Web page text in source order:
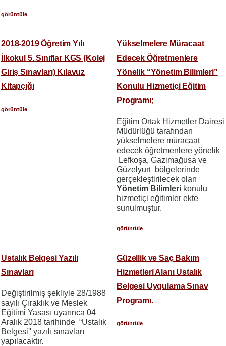
görüntüle
2018-2019 Öğretim Yılı
İlkokul 5. Sınıflar KGS (Kolej
Giriş Sınavları) Kılavuz
Kitapçığı
görüntüle
Yükselmelere Müracaat
Edecek Öğretmenlere
Yönelik “Yönetim Bilimleri”
Konulu Hizmetiçi Eğitim
Programı;
Eğitim Ortak Hizmetler Dairesi
Müdürlüğü tarafından
yükselmelere müracaat
edecek öğretmenlere yönelik
Lefkoşa, Gazimağusa ve
Güzelyurt bölgelerinde
gerçekleştirilecek olan
Yönetim Bilimleri konulu
hizmetiçi eğitimler ekte
sunulmuştur.
görüntüle
Ustalık Belgesi Yazılı
Sınavları
Değiştirilmiş şekliyle 28/1988
sayılı Çıraklık ve Meslek
Eğitimi Yasası uyarınca 04
Aralık 2018 tarihinde “Ustalık
Belgesi'' yazılı sınavları
yapılacaktır.
Güzellik ve Saç Bakım
Hizmetleri Alanı Ustalık
Belgesi Uygulama Sınav
Programı.
görüntüle